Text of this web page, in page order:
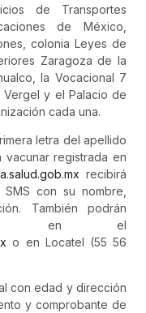
de Transportes
de México,
colonia Leyes de
Zaragoza de la
la Vocacional 7
Vergel y el Palacio de
cada una.
letra del apellido
registrada en
recibirá
con su nombre,
También podrán
en el
o en Locatel (55 56
con edad y dirección
y comprobante de